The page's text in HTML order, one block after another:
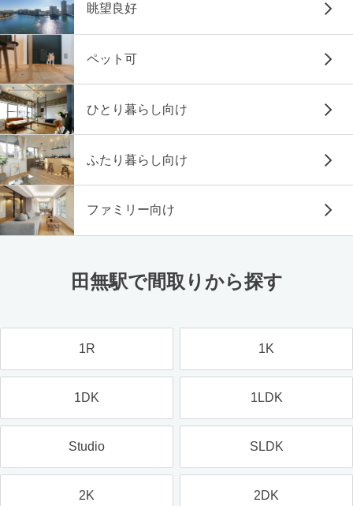
眺望良好
ペット可
ひとり暮らし向け
ふたり暮らし向け
ファミリー向け
田無駅で間取りから探す
1R 1K
1DK 1LDK
Studio SLDK
2K 2DK